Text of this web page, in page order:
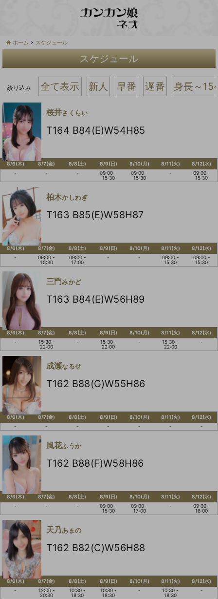
ホーム スケジュール
スケジュール
絞り込み 全て表示 新人 早番 遅番 身長～
桜井さくらい
T164 B84(E)W54H85
8/6(木)
-
8/7(金)
-
8/8(土)
-
8/9(日)
09:00 -
15:30
8/10(月)
09:00 -
15:30
8/11(火)
-
8/12(水)
09:00 -
15:30
柏木かしわぎ
T163 B85(E)W58H87
8/6(木)
-
8/7(金)
09:00 -
15:30
8/8(土)
09:00 -
17:00
8/9(日)
-
8/10(月)
-
8/11(火)
09:00 -
15:30
8/12(水)
09:00 -
15:30
三門みかど
T163 B84(E)W56H89
8/6(木)
-
8/7(金)
15:30 -
22:00
8/8(土)
-
8/9(日)
15:30 -
22:00
8/10(月)
-
8/11(火)
15:30 -
22:00
8/12(水)
-
成瀬なるせ
T162 B88(G)W55H86
8/6(木)
-
8/7(金)
-
8/8(土)
-
8/9(日)
-
8/10(月)
-
8/11(火)
-
8/12(水)
-
風花ふうか
T162 B88(F)W58H86
8/6(木)
-
8/7(金)
-
8/8(土)
-
8/9(日)
09:00 -
15:30
8/10(月)
09:00 -
17:00
8/11(火)
-
8/12(水)
09:00 -
16:00
天乃あまの
T162 B82(C)W56H88
8/6(木)
-
8/7(金)
12:00 -
20:30
8/8(土)
10:30 -
18:30
8/9(日)
10:30 -
18:30
8/10(月)
-
8/11(火)
10:30 -
18:30
8/12(水)
-